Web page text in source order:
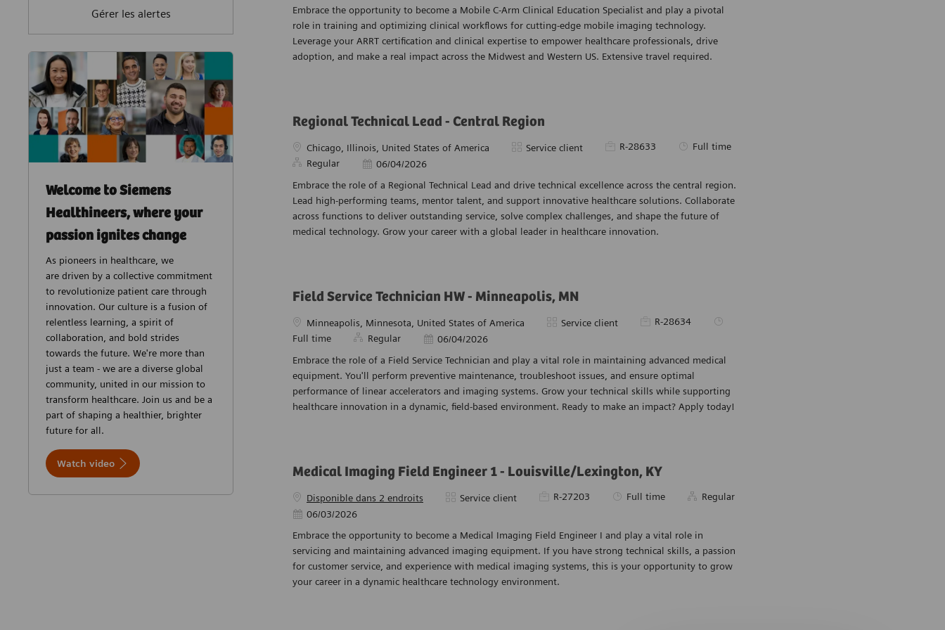
Gérer les alertes
Welcome to Siemens
Healthineers, where your
passion ignites change
As pioneers in healthcare, we
are driven by a collective commitment
to revolutionize patient care through
innovation. Our culture is a fusion of
relentless learning, a spirit of
collaboration, and bold strides
towards the future. We're more than
just a team - we are a diverse global
community, united in our mission to
transform healthcare. Join us and be a
part of shaping a healthier, brighter
future for all.
Watch video
Embrace the opportunity to become a Mobile C-Arm Clinical Education Specialist and play a pivotal
role in training and optimizing clinical workflows for cutting-edge mobile imaging technology.
Leverage your ARRT certification and clinical expertise to empower healthcare professionals, drive
adoption, and make a real impact across the Midwest and Western US. Extensive travel required.
Regional Technical Lead - Central Region
Emplacement
Chicago, Illinois, United States of America Catégorie
Service client Pièce d’identité requise
R-28633 Type d’emploi
Full time
Regular
Date d’affichage
06/04/2026
Embrace the role of a Regional Technical Lead and drive technical excellence across the central region.
Lead high-performing teams, mentor talent, and support innovative healthcare solutions. Collaborate
across functions to deliver outstanding service, solve complex challenges, and shape the future of
medical technology. Grow your career with a global leader in healthcare innovation.
Field Service Technician HW - Minneapolis, MN
Emplacement
Minneapolis, Minnesota, United States of America Catégorie
Service client Pièce d’identité requise
R-28634
Type d’emploi
Full time
Regular Date d’affichage
06/04/2026
Embrace the role of a Field Service Technician and play a vital role in maintaining advanced medical
equipment. You'll perform preventive maintenance, troubleshoot issues, and ensure optimal
performance of linear accelerators and imaging systems. Grow your technical skills while supporting
healthcare innovation in a dynamic, field-based environment. Ready to make an impact? Apply today!
Medical Imaging Field Engineer 1 - Louisville/Lexington, KY
Disponible dans 2 endroits Catégorie
Service client Pièce d’identité requise
R-27203 Type d’emploi
Full time
Regular
Date d’affichage
06/03/2026
Embrace the opportunity to become a Medical Imaging Field Engineer I and play a vital role in
servicing and maintaining advanced imaging equipment. If you have strong technical skills, a passion
for customer service, and experience with medical imaging systems, this is your opportunity to grow
your career in a dynamic healthcare technology environment.